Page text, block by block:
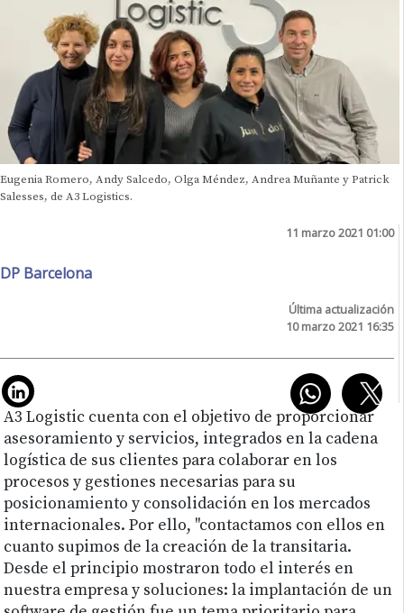
Eugenia Romero, Andy Salcedo, Olga Méndez, Andrea Muñante y Patrick
Salesses, de A3 Logistics.
11 marzo 2021 01:00
DP Barcelona
Última actualización
10 marzo 2021 16:35
A3 Logistic cuenta con el objetivo de proporcionar
asesoramiento y servicios, integrados en la cadena
logística de sus clientes para colaborar en los
procesos y gestiones necesarias para su
posicionamiento y consolidación en los mercados
internacionales. Por ello, "contactamos con ellos en
cuanto supimos de la creación de la transitaria.
Desde el principio mostraron todo el interés en
nuestra empresa y soluciones: la implantación de un